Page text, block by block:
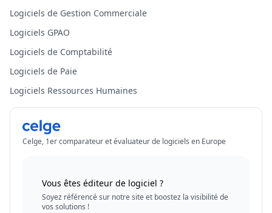
Logiciels de Gestion Commerciale
Logiciels GPAO
Logiciels de Comptabilité
Logiciels de Paie
Logiciels Ressources Humaines
Celge, 1er comparateur et évaluateur de logiciels en Europe
Vous êtes éditeur de logiciel ?
Soyez référencé sur notre site et boostez la visibilité de
vos solutions !